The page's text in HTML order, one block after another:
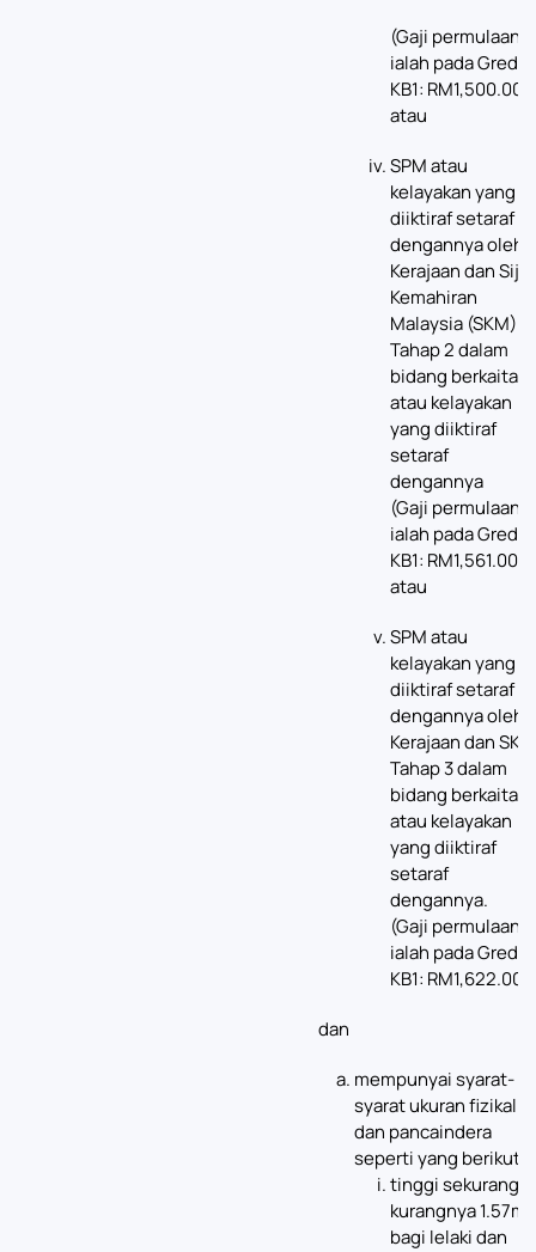
(Gaji permulaan
ialah pada Gred
KB1: RM1,500.00);
atau
SPM atau
kelayakan yang
diiktiraf setaraf
dengannya oleh
Kerajaan dan Sijil
Kemahiran
Malaysia (SKM)
Tahap 2 dalam
bidang berkaitan
atau kelayakan
yang diiktiraf
setaraf
dengannya
(Gaji permulaan
ialah pada Gred
KB1: RM1,561.00);
atau
SPM atau
kelayakan yang
diiktiraf setaraf
dengannya oleh
Kerajaan dan SKM
Tahap 3 dalam
bidang berkaitan
atau kelayakan
yang diiktiraf
setaraf
dengannya.
(Gaji permulaan
ialah pada Gred
KB1: RM1,622.00).
dan
mempunyai syarat-
syarat ukuran fizikal
dan pancaindera
seperti yang berikut:
tinggi sekurang-
kurangnya 1.57m
bagi lelaki dan